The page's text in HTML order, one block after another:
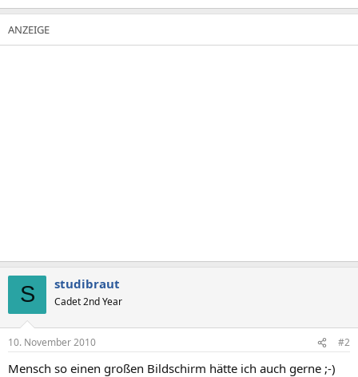
S studibraut
Cadet 2nd Year
10. November 2010 #2
Mensch so einen großen Bildschirm hätte ich auch gerne ;-)